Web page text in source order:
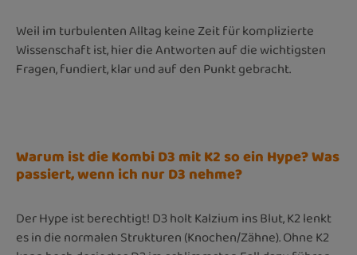
Weil im turbulenten Alltag keine Zeit für komplizierte
Wissenschaft ist, hier die Antworten auf die wichtigsten
Fragen, fundiert, klar und auf den Punkt gebracht.
Warum ist die Kombi D3 mit K2 so ein Hype? Was
passiert, wenn ich nur D3 nehme?
Der Hype ist berechtigt! D3 holt Kalzium ins Blut, K2 lenkt
es in die normalen Strukturen (Knochen/Zähne). Ohne K2